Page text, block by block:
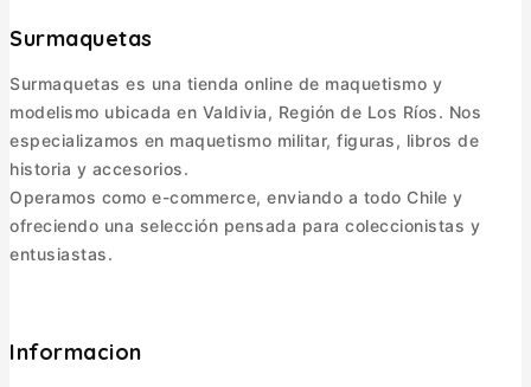
Surmaquetas
Surmaquetas es una tienda online de maquetismo y
modelismo ubicada en Valdivia, Región de Los Ríos. Nos
especializamos en maquetismo militar, figuras, libros de
historia y accesorios.
Operamos como e-commerce, enviando a todo Chile y
ofreciendo una selección pensada para coleccionistas y
entusiastas.
Informacion